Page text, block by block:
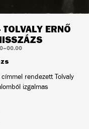
ERNŐ
címmel rendezett Tolvaly
izgalmas